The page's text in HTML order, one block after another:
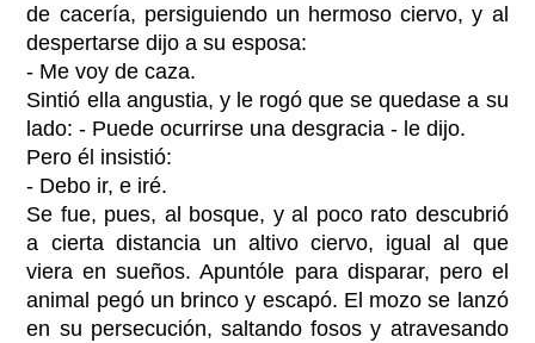
de cacería, persiguiendo un hermoso ciervo, y al
despertarse dijo a su esposa:
- Me voy de caza.
Sintió ella angustia, y le rogó que se quedase a su
lado: - Puede ocurrirse una desgracia - le dijo.
Pero él insistió:
- Debo ir, e iré.
Se fue, pues, al bosque, y al poco rato descubrió
a cierta distancia un altivo ciervo, igual al que
viera en sueños. Apuntóle para disparar, pero el
animal pegó un brinco y escapó. El mozo se lanzó
en su persecución, saltando fosos y atravesando